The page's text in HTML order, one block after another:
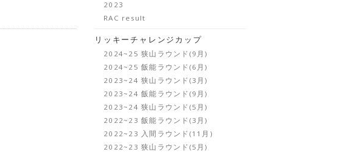
2023
RAC result
リッキーチャレンジカップ
2024~25 狭山ラウンド(9月)
2024~25 飯能ラウンド(6月)
2023~24 狭山ラウンド(3月)
2023~24 飯能ラウンド(9月)
2023~24 狭山ラウンド(5月)
2022~23 飯能ラウンド(3月)
2022~23 入間ラウンド(11月)
2022~23 狭山ラウンド(5月)